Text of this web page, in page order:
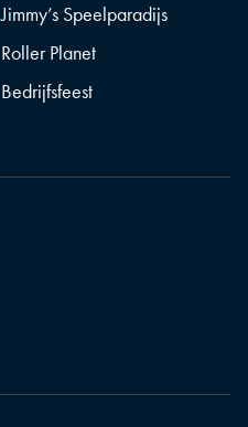
Jimmy’s Speelparadijs
Roller Planet
Bedrijfsfeest